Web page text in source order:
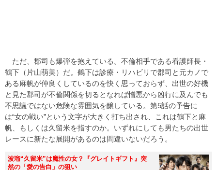
ただ、郡司も爆弾を抱えている。不倫相手である看護師長・
鶴下（片山萌美）だ。鶴下は診療・リハビリで郡司と元カノで
ある麻帆が仲良くしているのを快く思っておらず、出世の好機
と見た郡司が不倫関係を切るとなれば憎悪から凶行に及んでも
不思議ではない危険な雰囲気を醸している。第5話の予告に
は“女の戦い”という文字が大きく打ち出され、これは鶴下と麻
帆、もしくは久留米を指すのか。いずれにしても男たちの出世
レースに新たな展開があるのは間違いないだろう。
波瑠“久留米”は魔性の女？『グレイトギフト』突
然の「愛の告白」の狙い